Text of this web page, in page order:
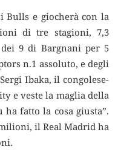
Bulls e giocherà con la
di tre stagioni, 7,3
9 di Bargnani per 5
n.1 assoluto, e degli
Ibaka, il congolese-
e veste la maglia della
fatto la cosa giusta”.
il Real Madrid ha